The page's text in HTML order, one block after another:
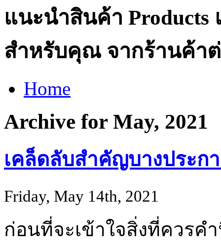
แนะนำสินค้า Products
สำหรับคุณ จากร้านค้าต่
Home
Archive for May, 2021
เคล็ดลับสำคัญบางประก
Friday, May 14th, 2021
ก่อนที่จะเข้าใจสิ่งที่ควรค